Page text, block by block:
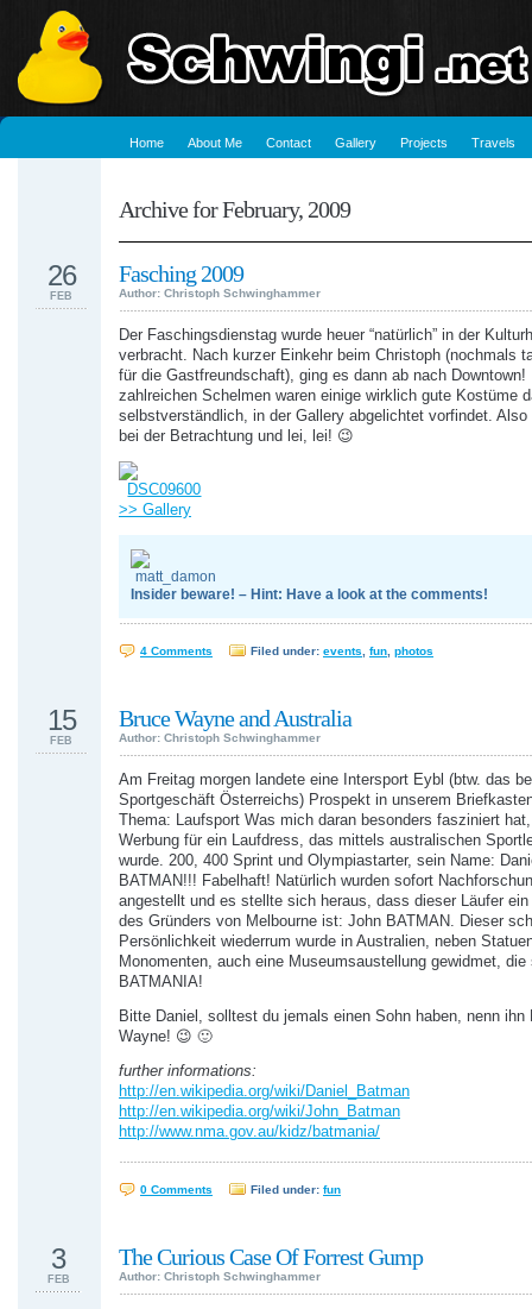
Home About Me Contact Gallery Projects Travels
Archive for February, 2009
Fasching 2009
Author: Christoph Schwinghammer
26
FEB
Der Faschingsdienstag wurde heuer “natürlich” in der
verbracht. Nach kurzer Einkehr beim Christoph (nochmals
für die Gastfreundschaft), ging es dann ab nach Downtown!
zahlreichen Schelmen waren einige wirklich gute Kostüme
selbstverständlich, in der Gallery abgelichtet vorfindet.
bei der Betrachtung und lei, lei! 😉
>> Gallery
Insider beware! – Hint: Have a look at the comments!
4 Comments Filed under: events fun photos
Bruce Wayne and Australia
Author: Christoph Schwinghammer
15
FEB
Am Freitag morgen landete eine Intersport Eybl (btw. das
Sportgeschäft Österreichs) Prospekt in unserem
Thema: Laufsport Was mich daran besonders fasziniert
Werbung für ein Laufdress, das mittels australischen
wurde. 200, 400 Sprint und Olympiastarter, sein Name:
BATMAN!!! Fabelhaft! Natürlich wurden sofort
angestellt und es stellte sich heraus, dass dieser Läufer ein
des Gründers von Melbourne ist: John BATMAN. Dieser
Persönlichkeit wiederrum wurde in Australien, neben
Monomenten, auch eine Museumsaustellung gewidmet, die
BATMANIA!
Bitte Daniel, solltest du jemals einen Sohn haben, nenn ihn
Wayne! 😉 🙂
further informations:
http://en.wikipedia.org/wiki/Daniel_Batman
http://en.wikipedia.org/wiki/John_Batman
http://www.nma.gov.au/kidz/batmania/
0 Comments Filed under: fun
The Curious Case Of Forrest Gump
Author: Christoph Schwinghammer
3
FEB